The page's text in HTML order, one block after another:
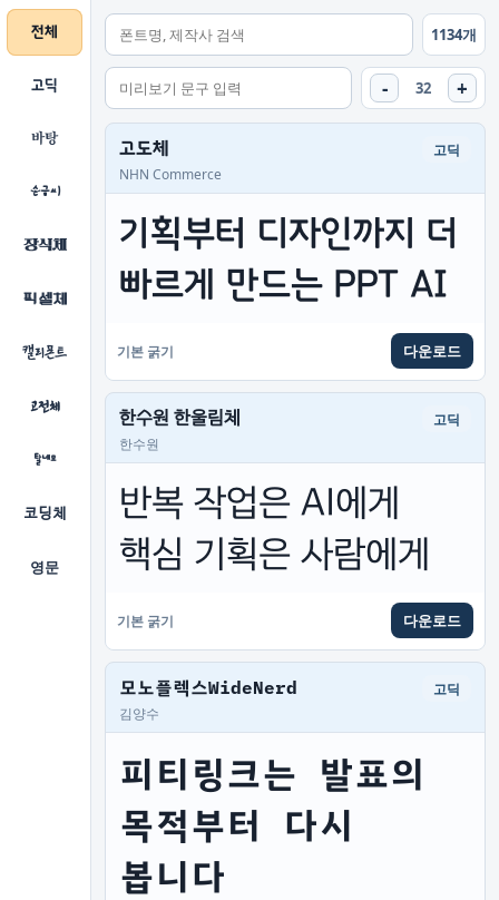
전체
고딕
바탕
손글씨
장식체
픽셀체
캘리폰트
고전체
탈네모
코딩체
영문
1134개
- 32 +
고도체
NHN Commerce
고딕
기획부터 디자인까지 더
빠르게 만드는 PPT AI
기본 굵기 다운로드
한수원 한울림체
한수원
고딕
반복 작업은 AI에게
핵심 기획은 사람에게
기본 굵기 다운로드
모노플렉스WideNerd
김양수
고딕
피티링크는 발표의
목적부터 다시
봅니다